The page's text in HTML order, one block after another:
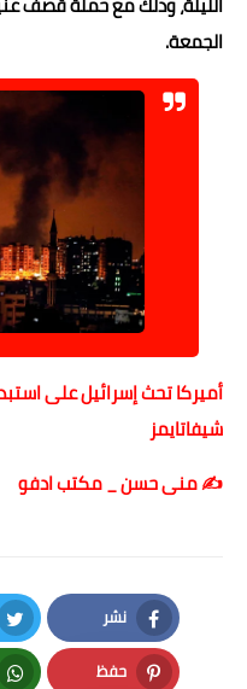
الجمعة.
أميركا تحث إسرائيل على
شيفاتايمز
✍️ منى حسن _ مكتب ادفو
نشر
Facebook
حفظ